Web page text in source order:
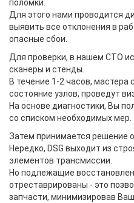
поломки.
Для этого нами проводится
выявить все отклонения в
опасные сбои.
Для проверки, в нашем СТО
сканеры и стенды.
В течение 1-2 часов,
состояние узлов, проведут
На основе диагностики, Вы
со списком необходимых мер.
Затем принимается решение
Нередко, DSG выходит из
элементов трансмиссии.
Но подлежащие
отреставрированы - это
запчасти, минимизировав